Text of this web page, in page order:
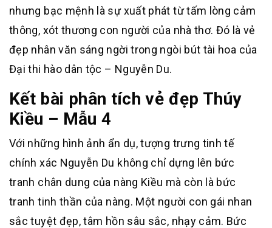
nhưng bạc mệnh là sự xuất phát từ tấm lòng cảm
thông, xót thương con người của nhà thơ. Đó là vẻ
đẹp nhân văn sáng ngời trong ngòi bút tài hoa của
Đại thi hào dân tộc – Nguyễn Du.
Kết bài phân tích vẻ đẹp Thúy
Kiều – Mẫu 4
Với những hình ảnh ẩn dụ, tượng trưng tinh tế
chính xác Nguyễn Du không chỉ dựng lên bức
tranh chân dung của nàng Kiều mà còn là bức
tranh tinh thần của nàng. Một người con gái nhan
sắc tuyệt đẹp, tâm hồn sâu sắc, nhạy cảm. Bức